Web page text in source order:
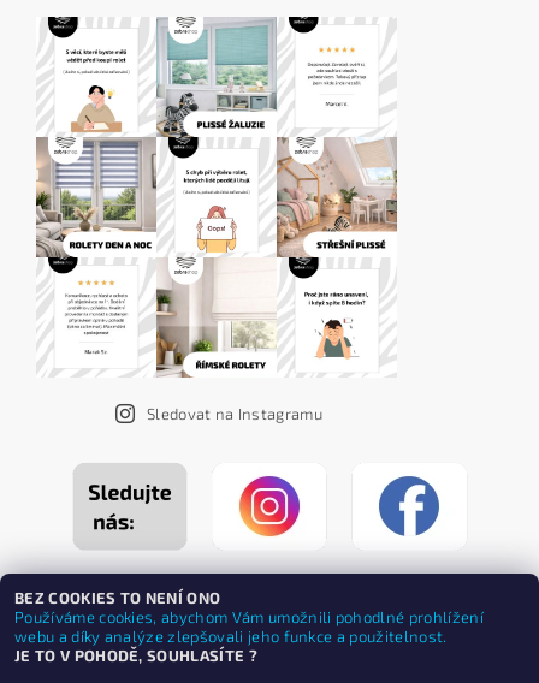
Sledovat na Instagramu
BEZ COOKIES TO NENÍ ONO
Používáme cookies, abychom Vám umožnili pohodlné prohlížení
webu a díky analýze zlepšovali jeho funkce a použitelnost.
JE TO V POHODĚ, SOUHLASÍTE ?